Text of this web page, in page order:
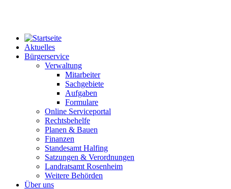
Aktuelles
Bürgerservice
Verwaltung
Mitarbeiter
Sachgebiete
Aufgaben
Formulare
Online Serviceportal
Rechtsbehelfe
Planen & Bauen
Finanzen
Standesamt Halfing
Satzungen & Verordnungen
Landratsamt Rosenheim
Weitere Behörden
Über uns